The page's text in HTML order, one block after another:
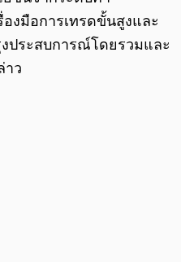
งมือการเทรดขั้นสูงและ
ประสบการณ์โดยรวมและ
าว